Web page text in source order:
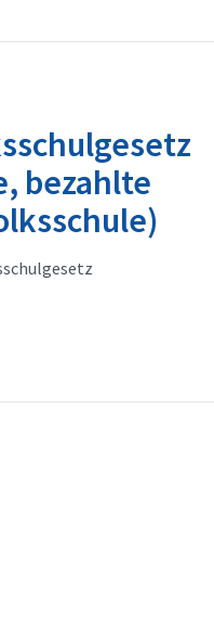
bezahlte